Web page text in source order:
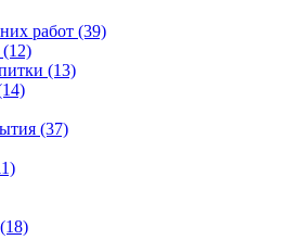
работ (39)
(12)
(13)
(37)